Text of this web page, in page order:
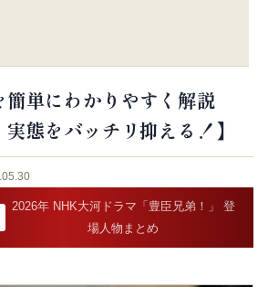
単にわかりやすく解説
実態をバッチリ抑える！】
2026年 NHK大河ドラマ「豊臣兄弟！」 登
場人物まとめ